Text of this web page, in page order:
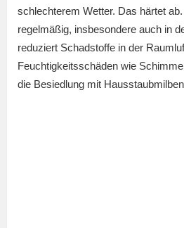
schlechterem Wetter. Das härtet
regelmäßig, insbesondere auch in
reduziert Schadstoffe in der
Feuchtigkeitsschäden wie
die Besiedlung mit